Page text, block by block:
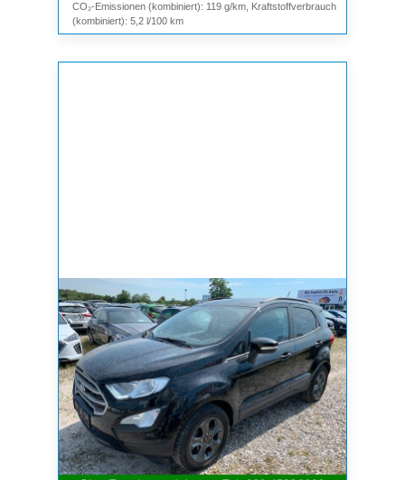
CO₂-Emissionen (kombiniert): 119 g/km, Kraftstoffverbrauch
(kombiniert): 5,2 l/100 km